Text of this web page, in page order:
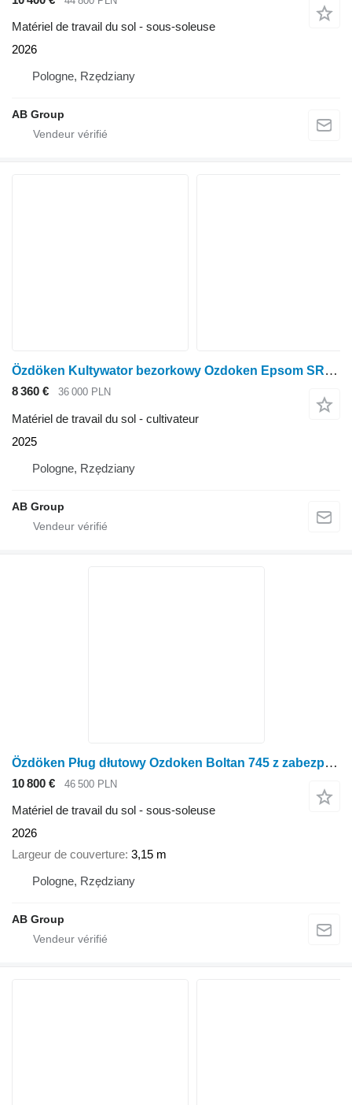
Matériel de travail du sol - sous-soleuse
2026
Pologne, Rzędziany
AB Group
Özdöken Kultywator bezorkowy Ozdoken Epsom SR209 - 9 łap, dostępny od rę
8 360 € 36 000 PLN
Matériel de travail du sol - cultivateur
2025
Pologne, Rzędziany
AB Group
Özdöken Pług dłutowy Ozdoken Boltan 745 z zabezpieczeniem zrywalnym, 3m
10 800 € 46 500 PLN
Matériel de travail du sol - sous-soleuse
2026
Largeur de couverture 3,15 m
Pologne, Rzędziany
AB Group